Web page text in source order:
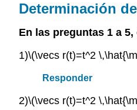
Determinación
En las preguntas 1 a
1)\(\vecs r(t)=t^2
Responder
2)\(\vecs r(t)=t^2